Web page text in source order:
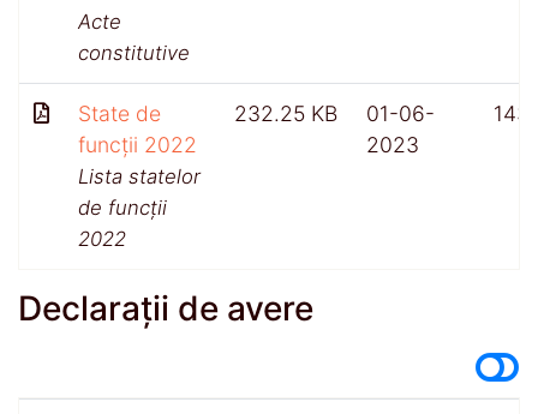
Acte
constitutive
State de
funcții 2022
Lista statelor
de funcții
2022
232.25 KB
01-06-
2023
Declarații de avere